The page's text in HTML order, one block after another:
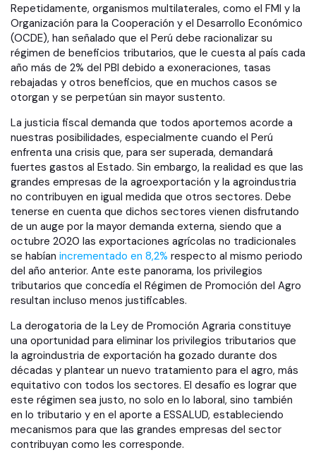
Repetidamente, organismos multilaterales, como el FMI y la
Organización para la Cooperación y el Desarrollo Económico
(OCDE), han señalado que el Perú debe racionalizar su
régimen de beneficios tributarios, que le cuesta al país cada
año más de 2% del PBI debido a exoneraciones, tasas
rebajadas y otros beneficios, que en muchos casos se
otorgan y se perpetúan sin mayor sustento.
La justicia fiscal demanda que todos aportemos acorde a
nuestras posibilidades, especialmente cuando el Perú
enfrenta una crisis que, para ser superada, demandará
fuertes gastos al Estado. Sin embargo, la realidad es que las
grandes empresas de la agroexportación y la agroindustria
no contribuyen en igual medida que otros sectores. Debe
tenerse en cuenta que dichos sectores vienen disfrutando
de un auge por la mayor demanda externa, siendo que a
octubre 2020 las exportaciones agrícolas no tradicionales
se habían incrementado en 8,2% respecto al mismo periodo
del año anterior. Ante este panorama, los privilegios
tributarios que concedía el Régimen de Promoción del Agro
resultan incluso menos justificables.
La derogatoria de la Ley de Promoción Agraria constituye
una oportunidad para eliminar los privilegios tributarios que
la agroindustria de exportación ha gozado durante dos
décadas y plantear un nuevo tratamiento para el agro, más
equitativo con todos los sectores. El desafío es lograr que
este régimen sea justo, no solo en lo laboral, sino también
en lo tributario y en el aporte a ESSALUD, estableciendo
mecanismos para que las grandes empresas del sector
contribuyan como les corresponde.